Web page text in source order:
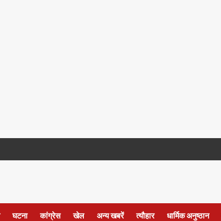
घटना कांग्रेस खेल अन्य खबरें त्यौहार धार्मिक अनुष्ठान